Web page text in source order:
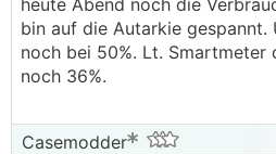
heute Abend noch die
bin auf die Autarkie gespannt.
noch bei 50%. Lt. Smartmeter
noch 36%.
Casemodder